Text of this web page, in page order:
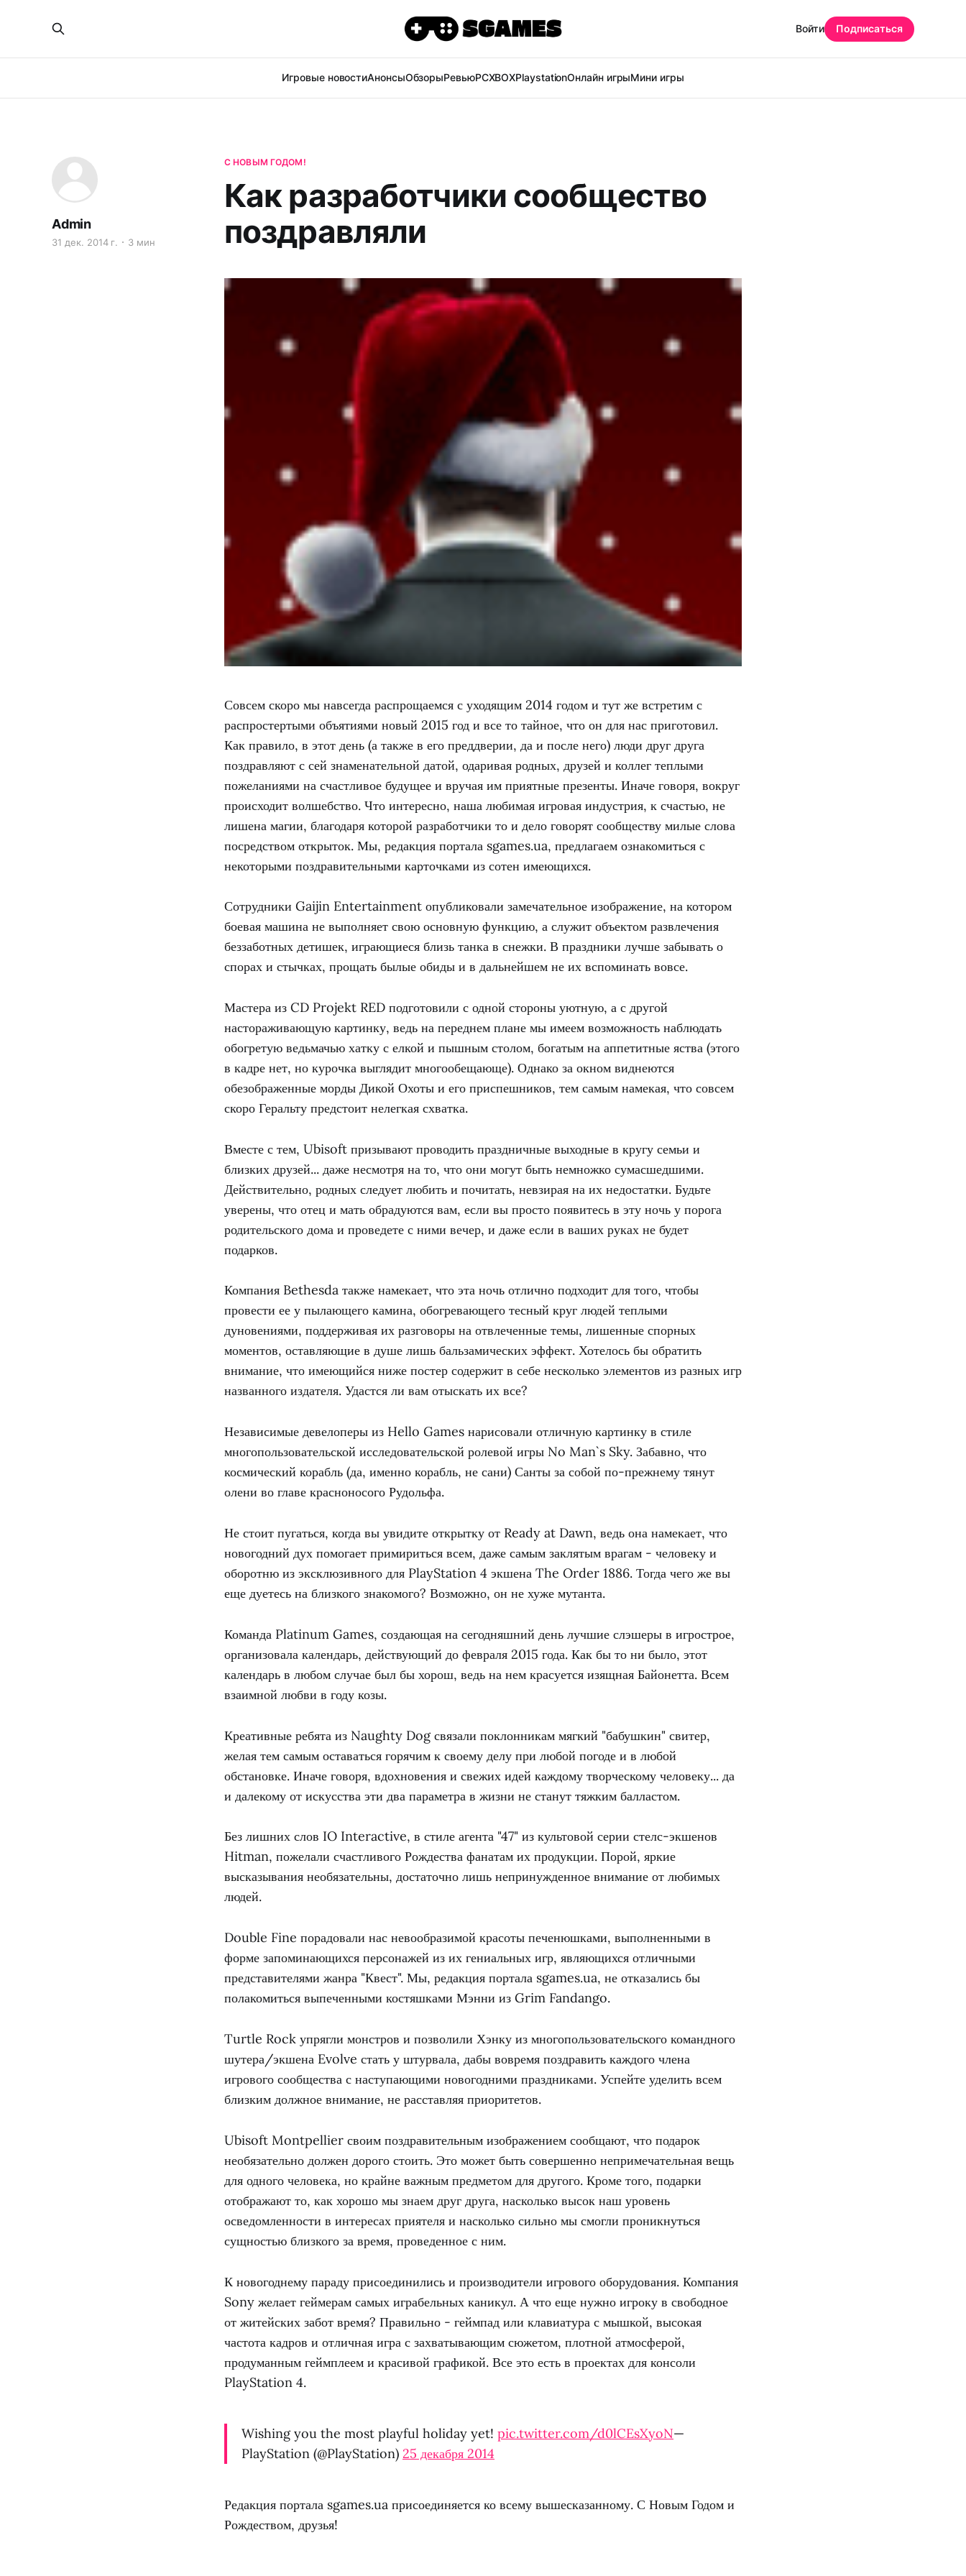
Игровые новостиАнонсыОбзорыРевьюPCXBOXPlaystationОнлайн игрыМини игры
Войти Подписаться
С НОВЫМ ГОДОМ!
Как разработчики сообщество
поздравляли
Admin
31 дек. 2014 г. 3 мин
Совсем скоро мы навсегда распрощаемся с уходящим 2014 годом и тут же встретим с
распростертыми объятиями новый 2015 год и все то тайное, что он для нас приготовил.
Как правило, в этот день (а также в его преддверии, да и после него) люди друг друга
поздравляют с сей знаменательной датой, одаривая родных, друзей и коллег теплыми
пожеланиями на счастливое будущее и вручая им приятные презенты. Иначе говоря, вокруг
происходит волшебство. Что интересно, наша любимая игровая индустрия, к счастью, не
лишена магии, благодаря которой разработчики то и дело говорят сообществу милые слова
посредством открыток. Мы, редакция портала sgames.ua, предлагаем ознакомиться с
некоторыми поздравительными карточками из сотен имеющихся.
Сотрудники Gaijin Entertainment опубликовали замечательное изображение, на котором
боевая машина не выполняет свою основную функцию, а служит объектом развлечения
беззаботных детишек, играющиеся близь танка в снежки. В праздники лучше забывать о
спорах и стычках, прощать былые обиды и в дальнейшем не их вспоминать вовсе.
Мастера из CD Projekt RED подготовили с одной стороны уютную, а с другой
настораживающую картинку, ведь на переднем плане мы имеем возможность наблюдать
обогретую ведьмачью хатку с елкой и пышным столом, богатым на аппетитные яства (этого
в кадре нет, но курочка выглядит многообещающе). Однако за окном виднеются
обезображенные морды Дикой Охоты и его приспешников, тем самым намекая, что совсем
скоро Геральту предстоит нелегкая схватка.
Вместе с тем, Ubisoft призывают проводить праздничные выходные в кругу семьи и
близких друзей... даже несмотря на то, что они могут быть немножко сумасшедшими.
Действительно, родных следует любить и почитать, невзирая на их недостатки. Будьте
уверены, что отец и мать обрадуются вам, если вы просто появитесь в эту ночь у порога
родительского дома и проведете с ними вечер, и даже если в ваших руках не будет
подарков.
Компания Bethesda также намекает, что эта ночь отлично подходит для того, чтобы
провести ее у пылающего камина, обогревающего тесный круг людей теплыми
дуновениями, поддерживая их разговоры на отвлеченные темы, лишенные спорных
моментов, оставляющие в душе лишь бальзамических эффект. Хотелось бы обратить
внимание, что имеющийся ниже постер содержит в себе несколько элементов из разных игр
названного издателя. Удастся ли вам отыскать их все?
Независимые девелоперы из Hello Games нарисовали отличную картинку в стиле
многопользовательской исследовательской ролевой игры No Man`s Sky. Забавно, что
космический корабль (да, именно корабль, не сани) Санты за собой по-прежнему тянут
олени во главе красноносого Рудольфа.
Не стоит пугаться, когда вы увидите открытку от Ready at Dawn, ведь она намекает, что
новогодний дух помогает примириться всем, даже самым заклятым врагам - человеку и
оборотню из эксклюзивного для PlayStation 4 экшена The Order 1886. Тогда чего же вы
еще дуетесь на близкого знакомого? Возможно, он не хуже мутанта.
Команда Platinum Games, создающая на сегодняшний день лучшие слэшеры в игрострое,
организовала календарь, действующий до февраля 2015 года. Как бы то ни было, этот
календарь в любом случае был бы хорош, ведь на нем красуется изящная Байонетта. Всем
взаимной любви в году козы.
Креативные ребята из Naughty Dog связали поклонникам мягкий "бабушкин" свитер,
желая тем самым оставаться горячим к своему делу при любой погоде и в любой
обстановке. Иначе говоря, вдохновения и свежих идей каждому творческому человеку... да
и далекому от искусства эти два параметра в жизни не станут тяжким балластом.
Без лишних слов IO Interactive, в стиле агента "47" из культовой серии стелс-экшенов
Hitman, пожелали счастливого Рождества фанатам их продукции. Порой, яркие
высказывания необязательны, достаточно лишь непринужденное внимание от любимых
людей.
Double Fine порадовали нас невообразимой красоты печенюшками, выполненными в
форме запоминающихся персонажей из их гениальных игр, являющихся отличными
представителями жанра "Квест". Мы, редакция портала sgames.ua, не отказались бы
полакомиться выпеченными костяшками Мэнни из Grim Fandango.
Turtle Rock упрягли монстров и позволили Хэнку из многопользовательского командного
шутера/экшена Evolve стать у штурвала, дабы вовремя поздравить каждого члена
игрового сообщества с наступающими новогодними праздниками. Успейте уделить всем
близким должное внимание, не расставляя приоритетов.
Ubisoft Montpellier своим поздравительным изображением сообщают, что подарок
необязательно должен дорого стоить. Это может быть совершенно непримечательная вещь
для одного человека, но крайне важным предметом для другого. Кроме того, подарки
отображают то, как хорошо мы знаем друг друга, насколько высок наш уровень
осведомленности в интересах приятеля и насколько сильно мы смогли проникнуться
сущностью близкого за время, проведенное с ним.
К новогоднему параду присоединились и производители игрового оборудования. Компания
Sony желает геймерам самых играбельных каникул. А что еще нужно игроку в свободное
от житейских забот время? Правильно - геймпад или клавиатура с мышкой, высокая
частота кадров и отличная игра с захватывающим сюжетом, плотной атмосферой,
продуманным геймплеем и красивой графикой. Все это есть в проектах для консоли
PlayStation 4.
Wishing you the most playful holiday yet! pic.twitter.com/d0lCEsXyoN—
PlayStation (@PlayStation) 25 декабря 2014
Редакция портала sgames.ua присоединяется ко всему вышесказанному. С Новым Годом и
Рождеством, друзья!